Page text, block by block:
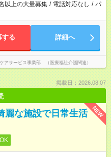
以上の大量募集 / 電話対応なし / パ
する 詳細へ
アサービス事業部 （医療福祉介護関連）
掲載日：2026.08.07
NEW
麗な施設で日常生活